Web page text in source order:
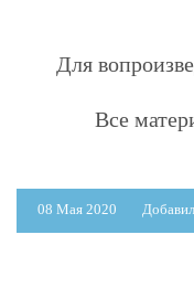
Для
Все
08 Мая 2020